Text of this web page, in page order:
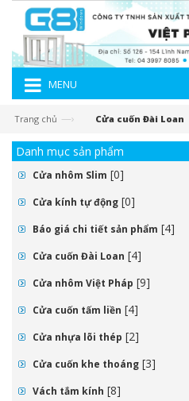
MENU
Trang chủ —› Cửa cuốn Đài Loan
Danh mục sản phẩm
Cửa nhôm Slim [0]
Cửa kính tự động [0]
Báo giá chi tiết sản phẩm [4]
Cửa cuốn Đài Loan [4]
Cửa nhôm Việt Pháp [9]
Cửa cuốn tấm liền [4]
Cửa nhựa lõi thép [2]
Cửa cuốn khe thoáng [3]
Vách tắm kính [8]